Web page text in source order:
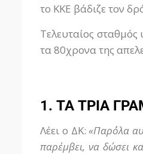
το ΚΚΕ βάδιζε τον
Τελευταίος
τα 80χρονα της
1. ΤΑ ΤΡΙΑ
Λέει ο ΔΚ:«Παρ΄όλα
παρέμβει, να δώσει